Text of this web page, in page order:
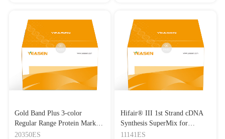
Gold Band Plus 3-color
Regular Range Protein Marker
(8-180 kDa) 三色预染蛋白质
20350ES
Hifair® III 1st Strand cDNA
Synthesis SuperMix for
qPCR(gDNA digester plus)
11141ES